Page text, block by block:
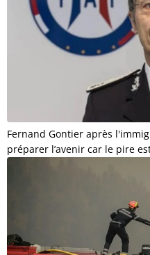
Fernand Gontier après
préparer l’avenir car le pire